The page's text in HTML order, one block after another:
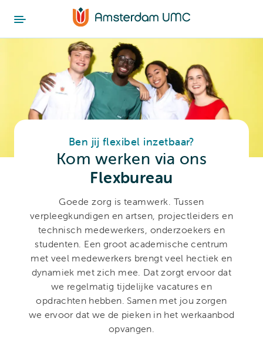
Kom werken via ons
Flexbureau
Ben jij flexibel inzetbaar?
Goede zorg is teamwerk. Tussen
verpleegkundigen en artsen, projectleiders en
technisch medewerkers, onderzoekers en
studenten. Een groot academische centrum
met veel medewerkers brengt veel hectiek en
dynamiek met zich mee. Dat zorgt ervoor dat
we regelmatig tijdelijke vacatures en
opdrachten hebben. Samen met jou zorgen
we ervoor dat we de pieken in het werkaanbod
opvangen.